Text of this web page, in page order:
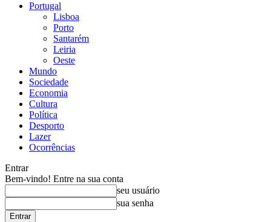
Portugal
Lisboa
Porto
Santarém
Leiria
Oeste
Mundo
Sociedade
Economia
Cultura
Política
Desporto
Lazer
Ocorrências
Entrar
Bem-vindo! Entre na sua conta
seu usuário
sua senha